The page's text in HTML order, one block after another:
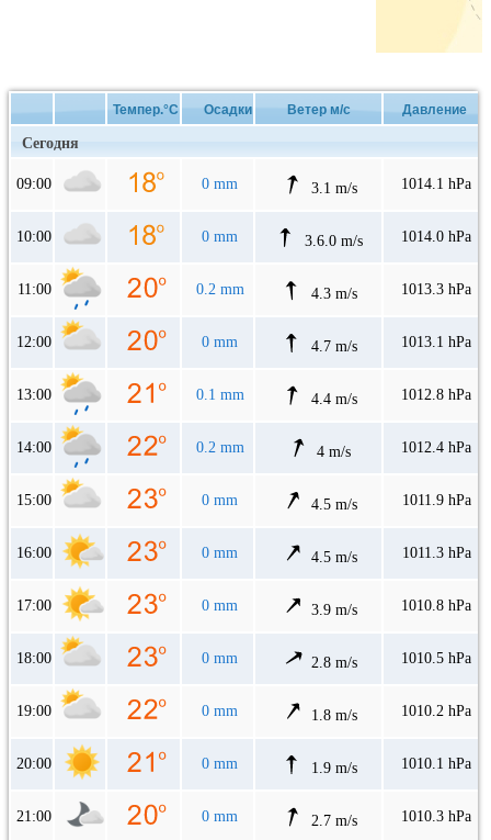
Темпер.°C Осадки Ветер м/с Давление
Сегодня
09:00 0 mm 3.1 m/s 1014.1 hPa
10:00 0 mm 3.6.0 m/s 1014.0 hPa
11:00 0.2 mm 4.3 m/s 1013.3 hPa
12:00 0 mm 4.7 m/s 1013.1 hPa
13:00 0.1 mm 4.4 m/s 1012.8 hPa
14:00 0.2 mm 4 m/s 1012.4 hPa
15:00 0 mm 4.5 m/s 1011.9 hPa
16:00 0 mm 4.5 m/s 1011.3 hPa
17:00 0 mm 3.9 m/s 1010.8 hPa
18:00 0 mm 2.8 m/s 1010.5 hPa
19:00 0 mm 1.8 m/s 1010.2 hPa
20:00 0 mm 1.9 m/s 1010.1 hPa
21:00 0 mm 2.7 m/s 1010.3 hPa